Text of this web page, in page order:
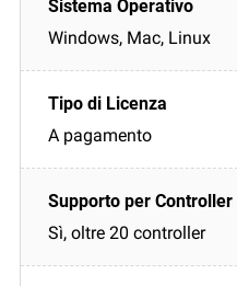
Windows, Mac, Linux
A pagamento
Sì, oltre 20 controller